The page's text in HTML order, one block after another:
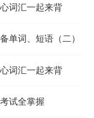
词汇一起来背
单词、短语（二）
词汇一起来背
试全掌握